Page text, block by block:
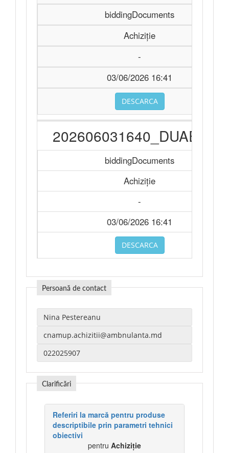
biddingDocuments
Achiziție
-
03/06/2026 16:41
DESCARCA
202606031640_DUAE.doc
biddingDocuments
Achiziție
-
03/06/2026 16:41
DESCARCA
Persoană de contact
Clarificări
Referiri la marcă pentru produse
descriptibile prin parametri tehnici
obiectivi
pentru Achiziție